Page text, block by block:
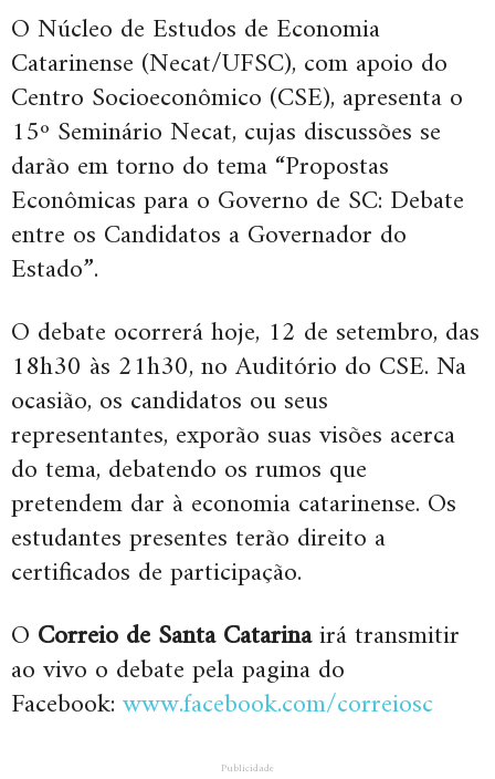
O Núcleo de Estudos de Economia
Catarinense (Necat/UFSC), com apoio do
Centro Socioeconômico (CSE), apresenta o
15º Seminário Necat, cujas discussões se
darão em torno do tema “Propostas
Econômicas para o Governo de SC: Debate
entre os Candidatos a Governador do
Estado”.
O debate ocorrerá hoje, 12 de setembro, das
18h30 às 21h30, no Auditório do CSE. Na
ocasião, os candidatos ou seus
representantes, exporão suas visões acerca
do tema, debatendo os rumos que
pretendem dar à economia catarinense. Os
estudantes presentes terão direito a
certificados de participação.
O Correio de Santa Catarinairá transmitir
ao vivo o debate pela pagina do
Facebook:www.facebook.com/correiosc
Publicidade